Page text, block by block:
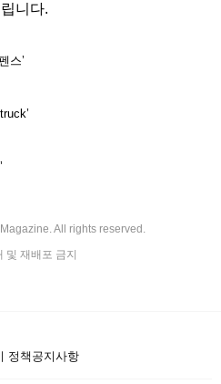
니다.
스’
All rights reserved.
및 재배포 금지
정책공지사항